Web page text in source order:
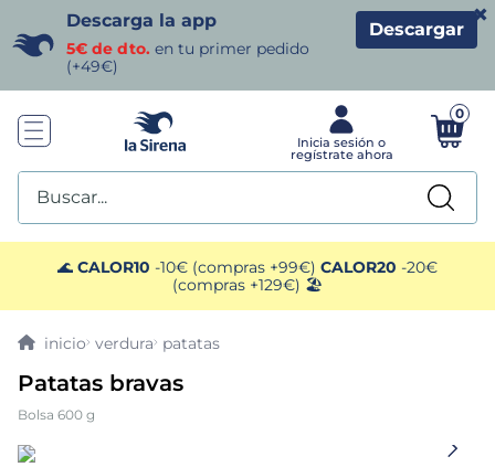
Descarga la app
5€ de dto. en tu primer pedido
(+49€)
Descargar
×
0
Buscar...
🌊 CALOR10 -10€ (compras +99€) CALOR20 -20€
(compras +129€) 🏖️
verdura patatas
Patatas bravas
Bolsa 600 g
TÉRMINOS MÁS BUSCADOS
1. helados sirena
3. patatas